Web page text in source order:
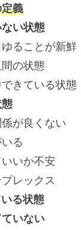
義
い状態
ることが新鮮
状態
ている状態
が良くない
る
か不安
ックス
る状態
いない